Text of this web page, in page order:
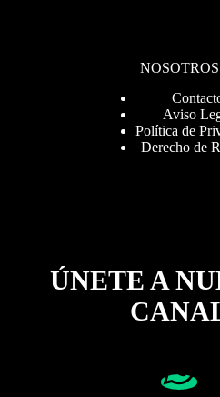
NOSOTROS
Aviso
Política de
Derecho de
ÚNETE A